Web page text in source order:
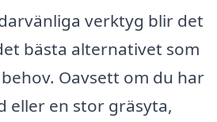
verktyg blir det
bästa alternativet som
Oavsett om du har
eller en stor gräsyta,